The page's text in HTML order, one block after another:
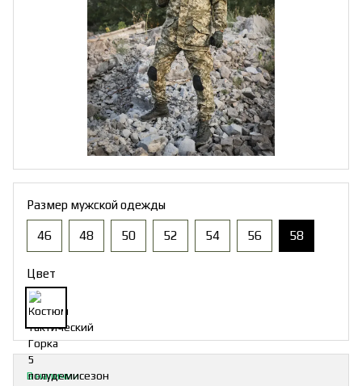
Размер мужской одежды
46 48 50 52 54 56 58
Цвет
В наличии